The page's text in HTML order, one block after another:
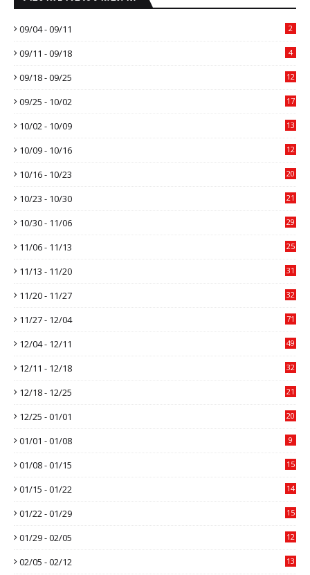
09/04 - 09/11 2
09/11 - 09/18 4
09/18 - 09/25 12
09/25 - 10/02 17
10/02 - 10/09 13
10/09 - 10/16 12
10/16 - 10/23 20
10/23 - 10/30 21
10/30 - 11/06 29
11/06 - 11/13 25
11/13 - 11/20 31
11/20 - 11/27 32
11/27 - 12/04 71
12/04 - 12/11 49
12/11 - 12/18 32
12/18 - 12/25 21
12/25 - 01/01 20
01/01 - 01/08 9
01/08 - 01/15 15
01/15 - 01/22 14
01/22 - 01/29 15
01/29 - 02/05 12
02/05 - 02/12 13